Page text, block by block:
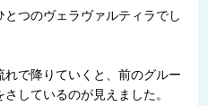
つのヴェラヴァルティラでし
で降りていくと、前のグルー
しているのが見えました。